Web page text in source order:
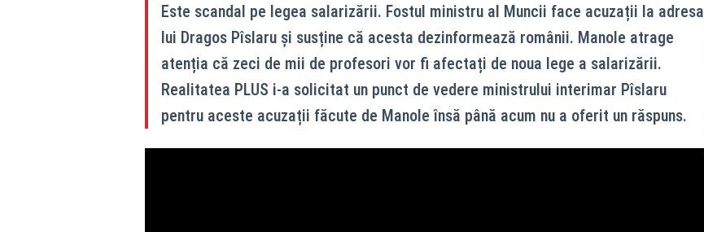
Este scandal pe legea salarizării. Fostul ministru al Muncii face acuzații la adresa
lui Dragos Pîslaru și susține că acesta dezinformează românii. Manole atrage
atenția că zeci de mii de profesori vor fi afectați de noua lege a salarizării.
Realitatea PLUS i-a solicitat un punct de vedere ministrului interimar Pîslaru
pentru aceste acuzații făcute de Manole însă până acum nu a oferit un răspuns.